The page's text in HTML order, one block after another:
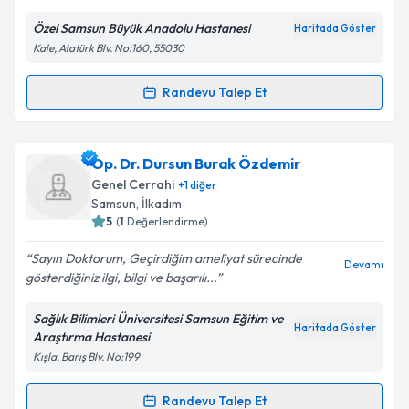
Kişisel verilerimin işlenmesine ilişkin
Metni'ni okudum ve kişisel verilerimin belirtilen
Takvim Talebini Gönder
Özel Samsun Büyük Anadolu Hastanesi Haritada Göster
Kale, Atatürk Blv. No:160, 55030
Randevu Talep Et
Randevu Takvimi Talebi
Doç. Dr. Erol Kılıçiçin randevu takvimi talebi
oluşturun. Size bu uzmandan randevu almanız için bir
takvim hazırlandığında e-posta ile bilgilendireceğiz.
Kişisel verilerimin işlenmesine ilişkin
Aydınlatma
Metni'ni okudum ve kişisel verilerimin belirtilen
kapsamda işlenmesini kabul ediyorum.
Op. Dr. Dursun Burak Özdemir
Genel Cerrahi +1diğer
Samsun, İlkadım
5 (1 Değerlendirme)
Sayın Doktorum, Geçirdiğim ameliyat sürecinde
gösterdiğiniz ilgi, bilgi ve başarılı...
Devamı
Sağlık Bilimleri Üniversitesi Samsun Eğitim ve
Araştırma Hastanesi
Haritada Göster
Kışla, Barış Blv. No:199
Randevu Talep Et